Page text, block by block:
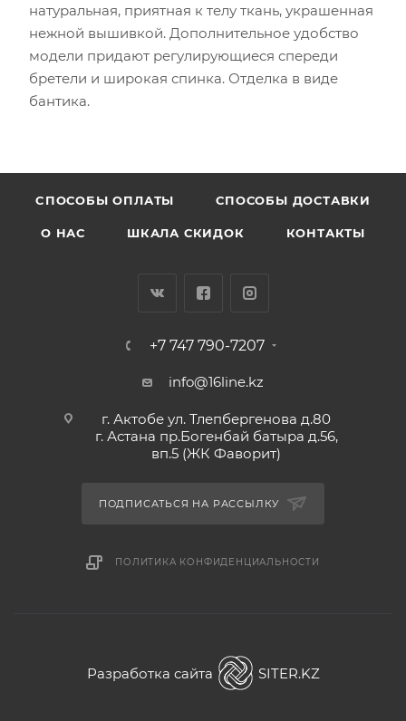
натуральная, приятная к телу ткань, украшенная
нежной вышивкой. Дополнительное удобство
модели придают регулирующиеся спереди
бретели и широкая спинка. Отделка в виде
бантика.
CПОСОБЫ ОПЛАТЫ СПОСОБЫ ДОСТАВКИ
О НАС ШКАЛА СКИДОК КОНТАКТЫ
+7 747 790-7207
info@16line.kz
г. Актобе ул. Тлепбергенова д.80
г. Астана пр.Богенбай батыра д.56,
вп.5 (ЖК Фаворит)
ПОДПИСАТЬСЯ НА РАССЫЛКУ
ПОЛИТИКА КОНФИДЕНЦИАЛЬНОСТИ
Разработка сайта SITER.KZ